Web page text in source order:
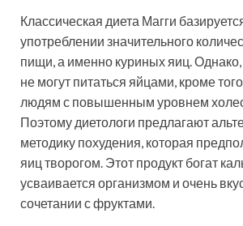
Классическая диета Магги
употреблении значительного
пищи, а именно куриных яиц.
не могут питаться яйцами, кроме
людям с повышенным уровнем
Поэтому диетологи предлагают
методику похудения, которая
яиц творогом. Этот продукт богат
усваивается организмом и очень
сочетании с фруктами.